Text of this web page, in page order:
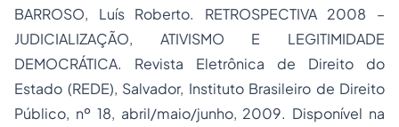
BARROSO, Luís Roberto. RETROSPECTIVA 2008 –
JUDICIALIZAÇÃO, ATIVISMO E LEGITIMIDADE
DEMOCRÁTICA. Revista Eletrônica de Direito do
Estado (REDE), Salvador, Instituto Brasileiro de Direito
Público, nº 18, abril/maio/junho, 2009. Disponível na